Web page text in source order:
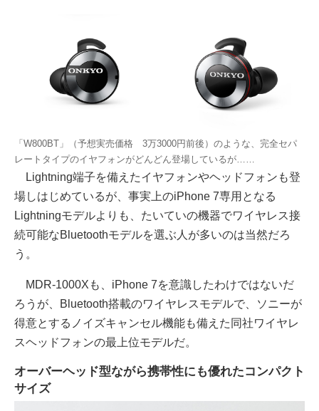
「W800BT」（予想実売価格 3万3000円前後）のような、完全セパ
レートタイプのイヤフォンがどんどん登場しているが……
Lightning端子を備えたイヤフォンやヘッドフォンも登
場しはじめているが、事実上のiPhone 7専用となる
Lightningモデルよりも、たいていの機器でワイヤレス接
続可能なBluetoothモデルを選ぶ人が多いのは当然だろ
う。
MDR-1000Xも、iPhone 7を意識したわけではないだ
ろうが、Bluetooth搭載のワイヤレスモデルで、ソニーが
得意とするノイズキャンセル機能も備えた同社ワイヤレ
スヘッドフォンの最上位モデルだ。
オーバーヘッド型ながら携帯性にも優れたコンパクト
サイズ